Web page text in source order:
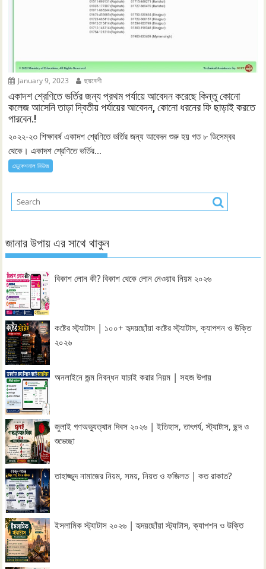
January 9, 2023 ছদ্মবেশী
একাদশ শ্রেণিতে ভর্তির জন্য প্রথম পর্যায়ে আবেদন করেছে কিন্তু কোনো
কলেজ আসেনি তাড়া দ্বিতীয় পর্যায়ের আবেদন, কোনো ধরনের ফি ছাড়াই করতে
পারবেন.!
২০২২-২৩ শিক্ষাবর্ষ একাদশ শ্রেণিতে ভর্তির জন্য আবেদন শুরু হয় গত ৮ ডিসেম্বর
থেকে। একাদশ শ্রেণিতে ভর্তির...
এডুকেশনাল নিউজ
জানার উপায় এর সাথে থাকুন
বিকাশ লোন কী? বিকাশ থেকে লোন নেওয়ার নিয়ম ২০২৬
কষ্টের স্ট্যাটাস | ১০০+ হৃদয়ছোঁয়া কষ্টের স্ট্যাটাস, ক্যাপশন ও উক্তি
২০২৬
অনলাইনে জন্ম নিবন্ধন যাচাই করার নিয়ম | সহজ উপায়
জুলাই গণঅভ্যুত্থান দিবস ২০২৬ | ইতিহাস, তাৎপর্য, স্ট্যাটাস, ছন্দ ও
শুভেচ্ছা
তাহাজ্জুদ নামাজের নিয়ম, সময়, নিয়ত ও ফজিলত | কত রাকাত?
ইসলামিক স্ট্যাটাস ২০২৬ | হৃদয়ছোঁয়া স্ট্যাটাস, ক্যাপশন ও উক্তি